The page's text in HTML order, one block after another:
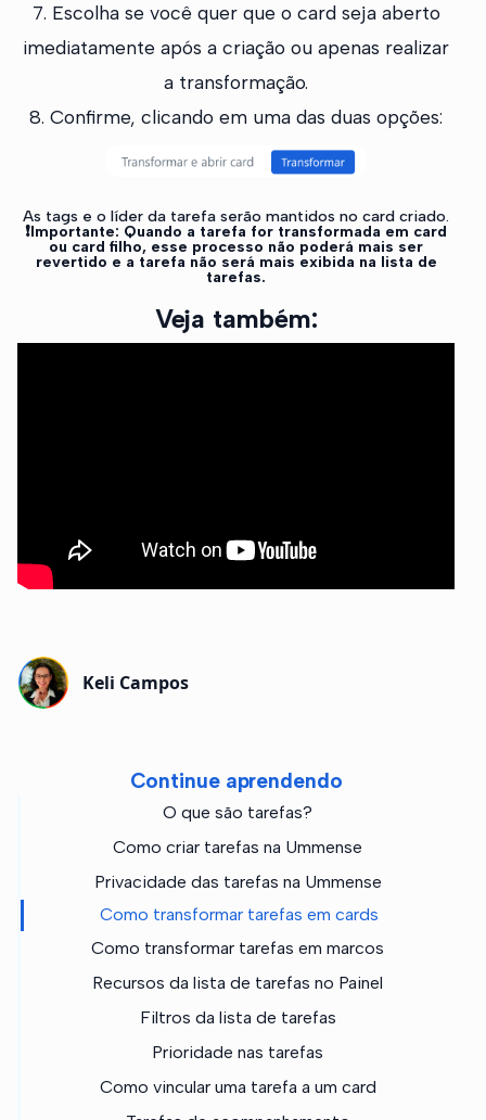
Continue aprendendo
O que são tarefas?
Como criar tarefas na Ummense
Privacidade das tarefas na Ummense
Como transformar tarefas em cards
Como transformar tarefas em marcos
Recursos da lista de tarefas no Painel
Filtros da lista de tarefas
Prioridade nas tarefas
Como vincular uma tarefa a um card
7. Escolha se você quer que o card seja aberto
imediatamente após a criação ou apenas realizar
a transformação.
8. Confirme, clicando em uma das duas opções:
As tags e o líder da tarefa serão mantidos no card criado.
❗Importante: Quando a tarefa for transformada em card
ou card filho, esse processo não poderá mais ser
revertido e a tarefa não será mais exibida na lista de
tarefas.
Veja também:
Keli Campos